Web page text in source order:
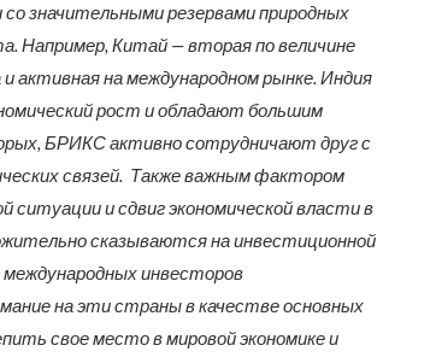
значительными резервами природных
Например, Китай — вторая по величине
активная на международном рынке. Индия
рост и обладают большим
БРИКС активно сотрудничают друг с
связей. Также важным фактором
ситуации и сдвиг экономической власти в
сказываются на инвестиционной
инвесторов
на эти страны в качестве основных
свое место в мировой экономике и